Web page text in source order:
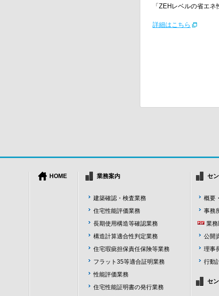
「ZEHレベルの省エ
詳細はこちら
HOME 業務案内
建築確認・検査業務
住宅性能評価業務
長期使用構造等確認業務
構造計算適合性判定業務
住宅瑕疵担保責任保険等業務
フラット35等適合証明業務
性能評価業務
住宅性能証明書の発行業務
セ
概要
事務
業
公開
理事
行動
セ